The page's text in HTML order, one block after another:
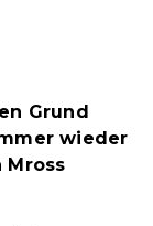
Grund
wieder
Mross